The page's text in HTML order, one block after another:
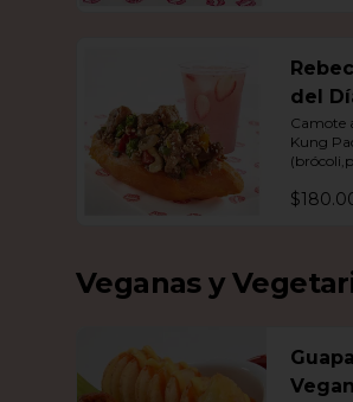
del
Camote
Kung
de soya
Veganas y